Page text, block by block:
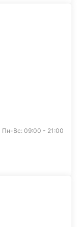
Пн-Вс: 09:00 - 21:00